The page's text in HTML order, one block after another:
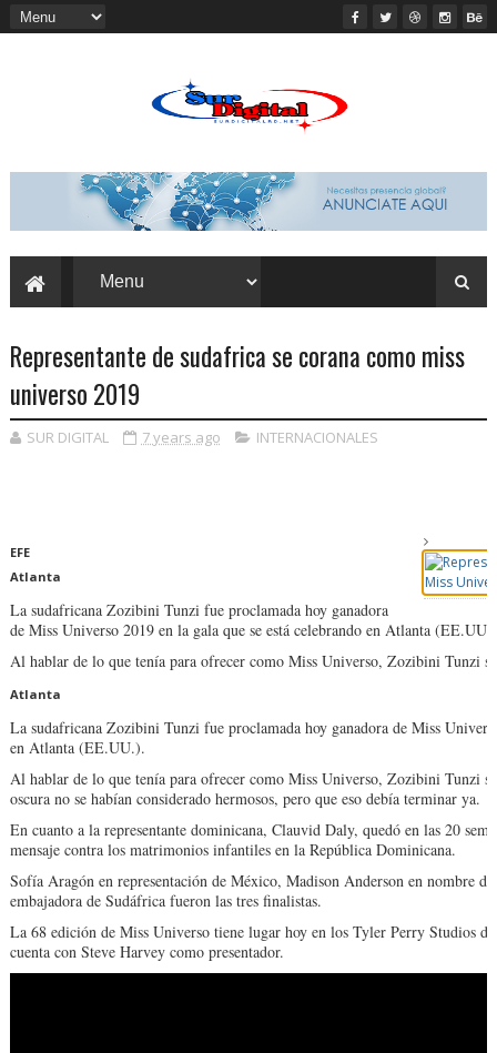
Representante de sudafrica se corana como miss
universo 2019
SUR DIGITAL 7 years ago INTERNACIONALES
EFE
Atlanta
La sudafricana Zozibini Tunzi fue proclamada hoy ganadora
de Miss Universo 2019 en la gala que se está celebrando en Atlanta
Al hablar de lo que tenía para ofrecer como Miss Universo, Zozibini Tunzi
Atlanta
La sudafricana Zozibini Tunzi fue proclamada hoy ganadora de Miss
en Atlanta (EE.UU.).
Al hablar de lo que tenía para ofrecer como Miss Universo, Zozibini Tunzi
oscura no se habían considerado hermosos, pero que eso debía terminar ya.
En cuanto a la representante dominicana, Clauvid Daly, quedó en las 20
mensaje contra los matrimonios infantiles en la República Dominicana.
Sofía Aragón en representación de México, Madison Anderson en nombre
embajadora de Sudáfrica fueron las tres finalistas.
La 68 edición de Miss Universo tiene lugar hoy en los Tyler Perry Studios
cuenta con Steve Harvey como presentador.